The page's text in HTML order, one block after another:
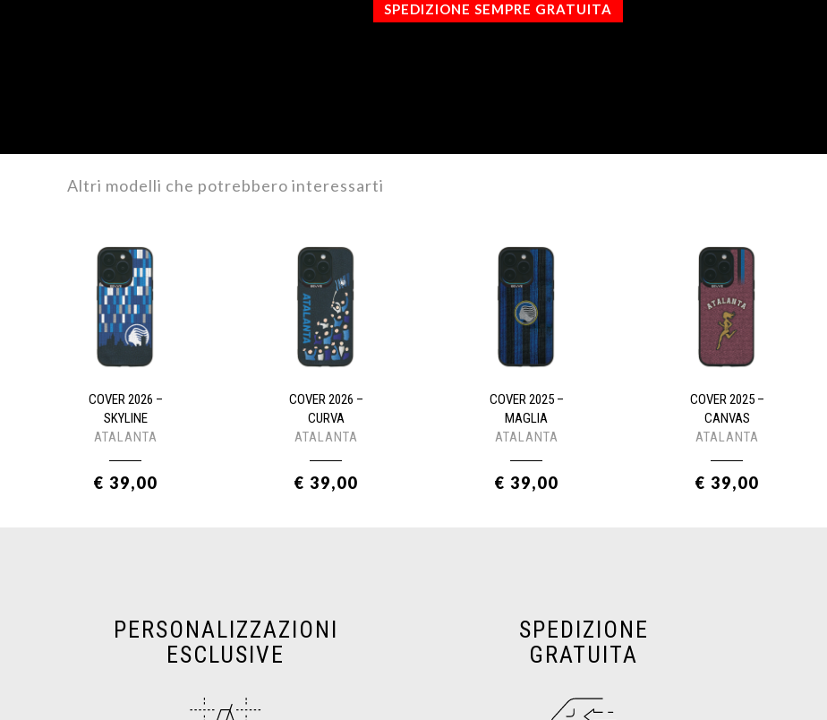
SPEDIZIONE SEMPRE GRATUITA
Altri modelli che potrebbero interessarti
COVER 2026 –
SKYLINE
ATALANTA
€ 39,00
COVER 2026 –
CURVA
ATALANTA
€ 39,00
COVER 2025 –
MAGLIA
ATALANTA
€ 39,00
COVER 2025 –
CANVAS
ATALANTA
€ 39,00
PERSONALIZZAZIONI
ESCLUSIVE
SPEDIZIONE
GRATUITA